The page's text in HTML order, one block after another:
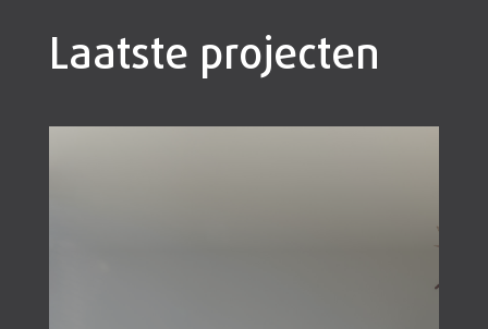
Laatste projecten